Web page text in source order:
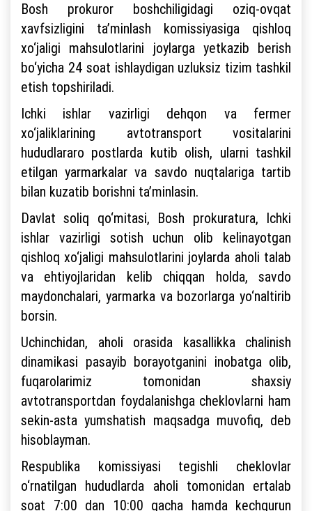
Bosh prokuror boshchiligidagi oziq-ovqat
xavfsizligini ta’minlash komissiyasiga qishloq
xo‘jaligi mahsulotlarini joylarga yetkazib berish
bo‘yicha 24 soat ishlaydigan uzluksiz tizim tashkil
etish topshiriladi.
Ichki ishlar vazirligi dehqon va fermer
xo‘jaliklarining avtotransport vositalarini
hududlararo postlarda kutib olish, ularni tashkil
etilgan yarmarkalar va savdo nuqtalariga tartib
bilan kuzatib borishni ta’minlasin.
Davlat soliq qo‘mitasi, Bosh prokuratura, Ichki
ishlar vazirligi sotish uchun olib kelinayotgan
qishloq xo‘jaligi mahsulotlarini joylarda aholi talab
va ehtiyojlaridan kelib chiqqan holda, savdo
maydonchalari, yarmarka va bozorlarga yo‘naltirib
borsin.
Uchinchidan, aholi orasida kasallikka chalinish
dinamikasi pasayib borayotganini inobatga olib,
fuqarolarimiz tomonidan shaxsiy
avtotransportdan foydalanishga cheklovlarni ham
sekin-asta yumshatish maqsadga muvofiq, deb
hisoblayman.
Respublika komissiyasi tegishli cheklovlar
o‘rnatilgan hududlarda aholi tomonidan ertalab
soat 7:00 dan 10:00 gacha hamda kechqurun